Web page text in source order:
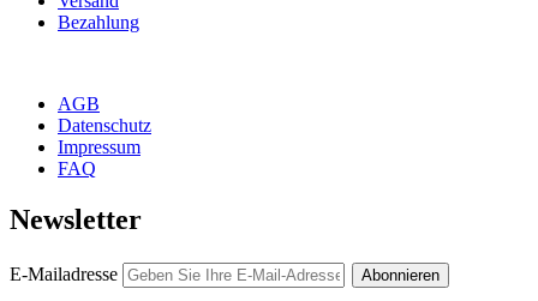
Bezahlung
AGB
Datenschutz
Impressum
FAQ
Newsletter
E-Mailadresse Abonnieren